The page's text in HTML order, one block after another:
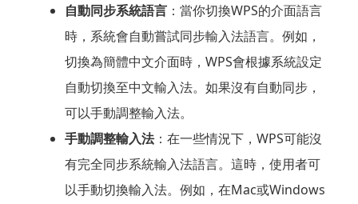
自動同步系統語言：當你切換WPS的介面語言
時，系統會自動嘗試同步輸入法語言。例如，
切換為簡體中文介面時，WPS會根據系統設定
自動切換至中文輸入法。如果沒有自動同步，
可以手動調整輸入法。
手動調整輸入法：在一些情況下，WPS可能沒
有完全同步系統輸入法語言。這時，使用者可
以手動切換輸入法。例如，在Mac或Windows